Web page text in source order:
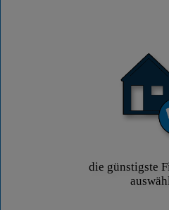
die günstigste